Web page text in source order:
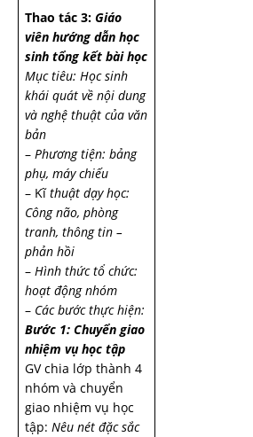
Thao tác 3: Giáo
viên hướng dẫn học
sinh tổng kết bài học
Mục tiêu: Học sinh
khái quát về nội dung
và nghệ thuật của văn
bản
– Phương tiện: bảng
phụ, máy chiếu
– Kĩthuật dạy học:
Công não, phòng
tranh, thông tin –
phản hồi
– Hình thức tổ chức:
hoạt động nhóm
– Các bước thực hiện:
Bước 1: Chuyển giao
nhiệm vụ học tập
GV chia lớp thành 4
nhóm và chuyển
giao nhiệm vụ học
tập: Nêu nét đặc sắc